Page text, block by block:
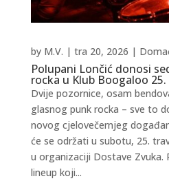
Polupani Lončić donosi
rocka u Klub Boogaloo
by M.V. | tra 20, 2026 |
Dvije pozornice, osam
glasnog punk rocka – sve to
novog cjelovečernjeg
će se održati u subotu, 25.
u organizaciji Dostave Zvuka.
lineup koji...